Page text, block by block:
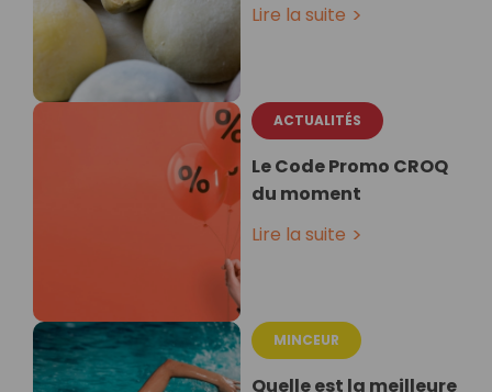
Lire la suite
ACTUALITÉS
Le Code Promo CROQ
du moment
Lire la suite
MINCEUR
Quelle est la meilleure